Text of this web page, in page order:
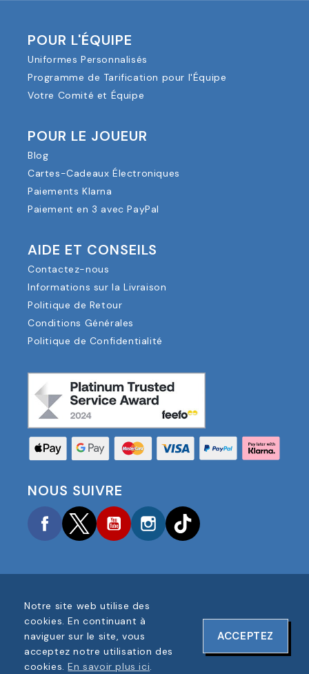
POUR L'ÉQUIPE
Uniformes Personnalisés
Programme de Tarification pour l'Équipe
Votre Comité et Équipe
POUR LE JOUEUR
Blog
Cartes-Cadeaux Électroniques
Paiements Klarna
Paiement en 3 avec PayPal
AIDE ET CONSEILS
Contactez-nous
Informations sur la Livraison
Politique de Retour
Conditions Générales
Politique de Confidentialité
NOUS SUIVRE
FacebookTwitterYouTubeInstagram
COPYRIGHT © 2025 FOOTBALL AMERICA UK TOUS
DROITS RÉSERVÉS
NUMÉRO D'ENREGISTREMENT DE L'ENTREPRISE :
06354287
Notre site web utilise des
cookies. En continuant à
naviguer sur le site, vous
acceptez notre utilisation des
cookies.En savoir plus ici.
ACCEPTEZ